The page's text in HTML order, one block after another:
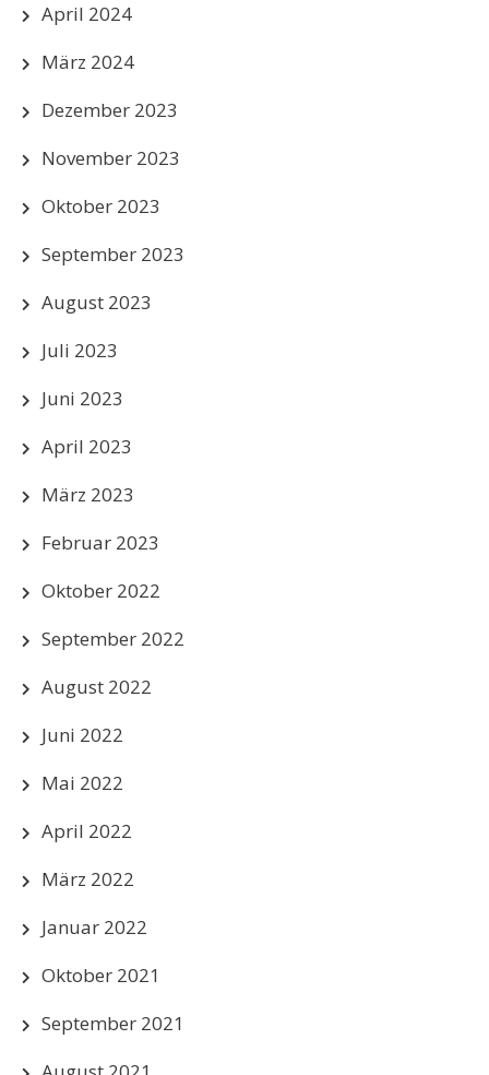
April 2024
März 2024
Dezember 2023
November 2023
Oktober 2023
September 2023
August 2023
Juli 2023
Juni 2023
April 2023
März 2023
Februar 2023
Oktober 2022
September 2022
August 2022
Juni 2022
Mai 2022
April 2022
März 2022
Januar 2022
Oktober 2021
September 2021